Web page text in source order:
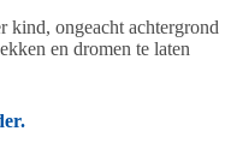
kind, ongeacht achtergrond
en dromen te laten